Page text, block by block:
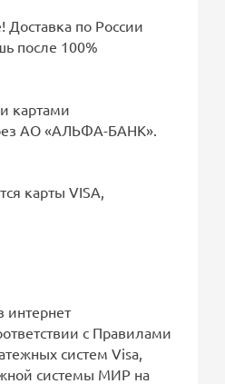
по России
после 100%
картами
АО «АЛЬФА-БАНК».
карты VISA,
интернет
с Правилами
систем Visa,
системы МИР на